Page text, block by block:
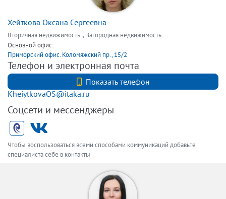
Хейткова Оксана Сергеевна
Вторичная недвижимость , Загородная недвижимость
Основной офис:
Приморский офис. Коломяжский пр., 15/2
Телефон и электронная почта
Показать телефон
KheiytkovaOS@itaka.ru
Соцсети и мессенджеры
Чтобы воспользоваться всеми способами коммуникаций добавьте
специалиста себе в контакты